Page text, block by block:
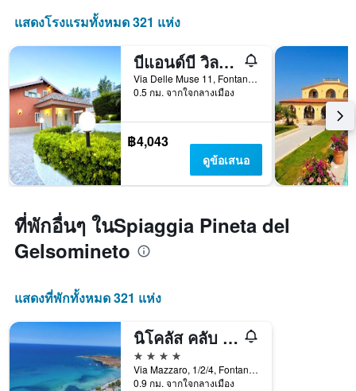
แสดงโรงแรมทั้งหมด 321 แห่ง
บีแอนด์บี วิลล่ามาตารี
Via Delle Muse 11, Fontane Bianche, ซิซิลี, อิตาลี
0.5 กม. จากใจกลางเมือง
฿4,043
ดูข้อเสนอ
ที่พักอื่นๆ ในSpiaggia Pineta del
Gelsomineto
แสดงที่พักทั้งหมด 321 แห่ง
นิโคลัส คลับ ฟอนตาเน เบียงเค
4 ดาว
Via Mazzaro, 1/2/4, Fontane Bianche, ซิซิลี, อิตาลี
0.9 กม. จากใจกลางเมือง